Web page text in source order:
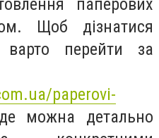
паперових
Щоб дізнатися
варто перейти за
paperovi-
можна детально